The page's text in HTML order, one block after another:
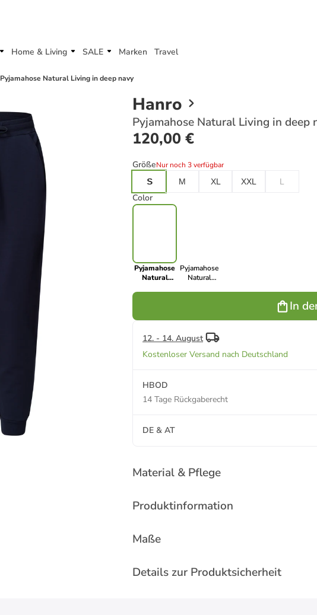
Home & Living SALE Marken Travel
Pyjamahose Natural Living in deep navy
Hanro
Pyjamahose Natural Living in deep
120,00 €
GrößeNur noch 3 verfügbar
S
M XL XXL L
Color
Pyjamahose
Natural
Pyjamahose
Natural
In
12. - 14. August
Kostenloser Versand nach Deutschland
HBOD
14 Tage Rückgaberecht
DE & AT
Material & Pflege
Produktinformation
Maße
Details zur Produktsicherheit